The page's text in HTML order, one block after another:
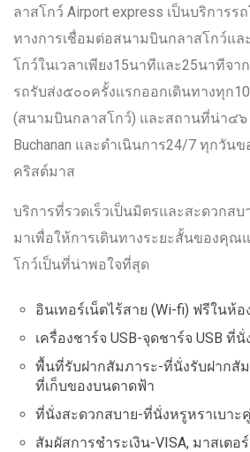
ลาสโกว์ Airport express เป็นบริการร
ทางการเชื่อมต่อสนามบินกลาสโกว์แล
โกว์ในเวลาเพียง15นาทีและ25นาทีจา
รถรับส่ง๕๐๐ครั้งแรกออกเดินทางทุก
(สนามบินกลาสโกว์) และสถานที่น่า๔๖
Buchanan และดำเนินการ24/7 ทุกวัน
คริสต์มาส
บริการที่รวดเร็วเป็นมิตรและสะดวกส
มาเพื่อให้การเดินทางระยะสั้นของคุ
โกว์เป็นที่น่าพอใจที่สุด
อินเทอร์เน็ตไร้สาย (Wi-fi) ฟรีในห้อ
เครื่องชาร์จ USB-จุดชาร์จ USB ที่
พื้นที่รับฝากสัมภาระ-ที่นั่งรับฝากสั
ที่เก็บของบนดาดฟ้า
ที่นั่งสะดวกสบาย-ที่นั่งหรูหราเบาะคู่
สัมผัสการชำระเงิน-VISA, มาสเตอ